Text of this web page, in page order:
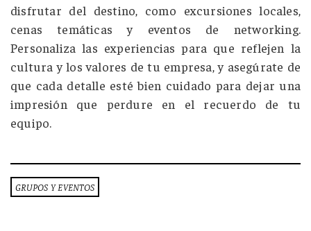
disfrutar del destino, como excursiones locales,
cenas temáticas y eventos de networking.
Personaliza las experiencias para que reflejen la
cultura y los valores de tu empresa, y asegúrate de
que cada detalle esté bien cuidado para dejar una
impresión que perdure en el recuerdo de tu
equipo.
GRUPOS Y EVENTOS